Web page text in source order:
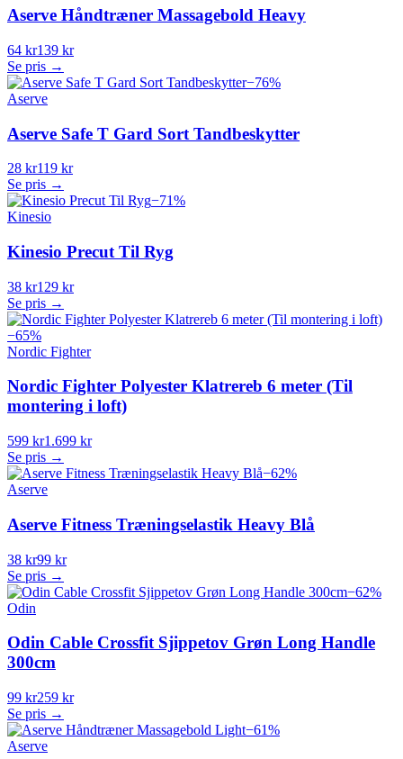
Aserve Håndtræner Massagebold Heavy
64 kr139 kr
Se pris →
−76%
Aserve
Aserve Safe T Gard Sort Tandbeskytter
28 kr119 kr
Se pris →
−71%
Kinesio
Kinesio Precut Til Ryg
38 kr129 kr
Se pris →
−65%
Nordic Fighter
Nordic Fighter Polyester Klatrereb 6 meter (Til
montering i loft)
599 kr1.699 kr
Se pris →
−62%
Aserve
Aserve Fitness Træningselastik Heavy Blå
38 kr99 kr
Se pris →
−62%
Odin
Odin Cable Crossfit Sjippetov Grøn Long Handle
300cm
99 kr259 kr
Se pris →
−61%
Aserve